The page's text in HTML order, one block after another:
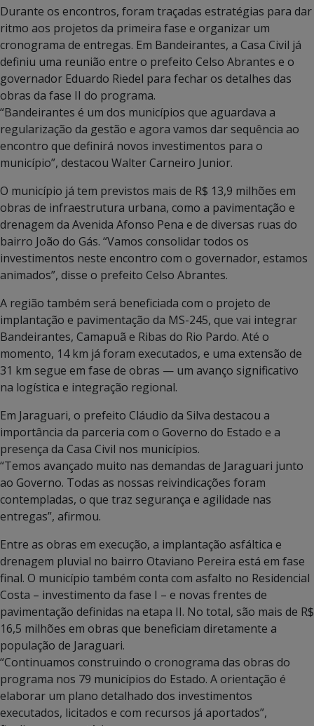
Durante os encontros, foram traçadas estratégias para dar
ritmo aos projetos da primeira fase e organizar um
cronograma de entregas. Em Bandeirantes, a Casa Civil já
definiu uma reunião entre o prefeito Celso Abrantes e o
governador Eduardo Riedel para fechar os detalhes das
obras da fase II do programa.
“Bandeirantes é um dos municípios que aguardava a
regularização da gestão e agora vamos dar sequência ao
encontro que definirá novos investimentos para o
município”, destacou Walter Carneiro Junior.
O município já tem previstos mais de R$ 13,9 milhões em
obras de infraestrutura urbana, como a pavimentação e
drenagem da Avenida Afonso Pena e de diversas ruas do
bairro João do Gás. “Vamos consolidar todos os
investimentos neste encontro com o governador, estamos
animados”, disse o prefeito Celso Abrantes.
A região também será beneficiada com o projeto de
implantação e pavimentação da MS-245, que vai integrar
Bandeirantes, Camapuã e Ribas do Rio Pardo. Até o
momento, 14 km já foram executados, e uma extensão de
31 km segue em fase de obras — um avanço significativo
na logística e integração regional.
Em Jaraguari, o prefeito Cláudio da Silva destacou a
importância da parceria com o Governo do Estado e a
presença da Casa Civil nos municípios.
“Temos avançado muito nas demandas de Jaraguari junto
ao Governo. Todas as nossas reivindicações foram
contempladas, o que traz segurança e agilidade nas
entregas”, afirmou.
Entre as obras em execução, a implantação asfáltica e
drenagem pluvial no bairro Otaviano Pereira está em fase
final. O município também conta com asfalto no Residencial
Costa – investimento da fase I – e novas frentes de
pavimentação definidas na etapa II. No total, são mais de R$
16,5 milhões em obras que beneficiam diretamente a
população de Jaraguari.
“Continuamos construindo o cronograma das obras do
programa nos 79 municípios do Estado. A orientação é
elaborar um plano detalhado dos investimentos
executados, licitados e com recursos já aportados”,